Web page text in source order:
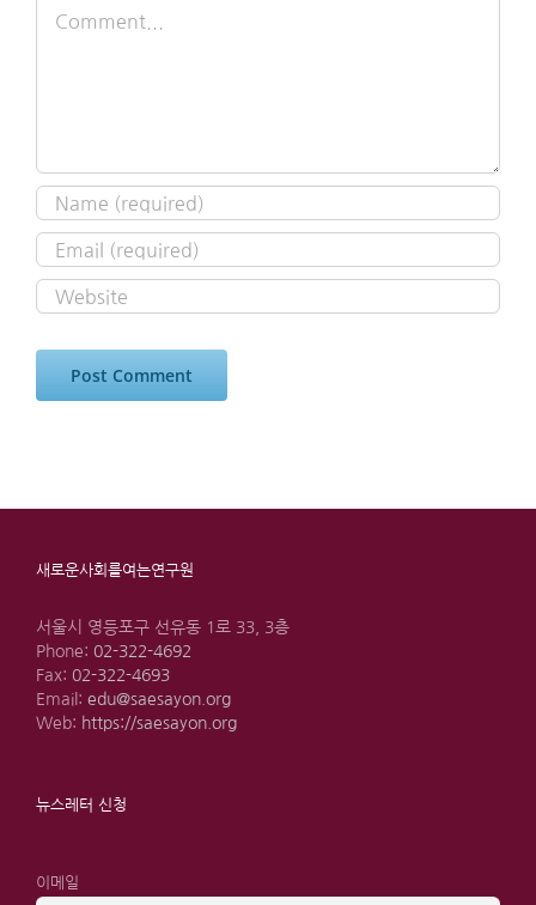
새로운사회를여는연구원
서울시 영등포구 선유동 1로 33, 3층
Phone: 02-322-4692
Fax: 02-322-4693
Email: edu@saesayon.org
Web: https://saesayon.org
뉴스레터 신청
이메일